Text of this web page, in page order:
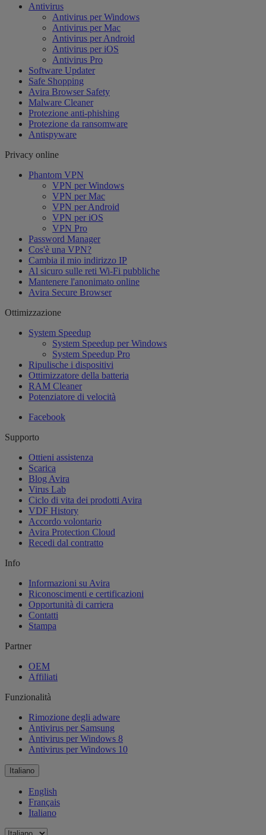
Antivirus
Antivirus per Windows
Antivirus per Mac
Antivirus per Android
Antivirus per iOS
Antivirus Pro
Software Updater
Safe Shopping
Avira Browser Safety
Malware Cleaner
Protezione anti-phishing
Protezione da ransomware
Antispyware
Privacy online
Phantom VPN
VPN per Windows
VPN per Mac
VPN per Android
VPN per iOS
VPN Pro
Password Manager
Cos'è una VPN?
Cambia il mio indirizzo IP
Al sicuro sulle reti Wi-Fi pubbliche
Mantenere l'anonimato online
Avira Secure Browser
Ottimizzazione
System Speedup
System Speedup per Windows
System Speedup Pro
Ripulische i dispositivi
Ottimizzatore della batteria
RAM Cleaner
Potenziatore di velocità
Facebook
Supporto
Ottieni assistenza
Scarica
Blog Avira
Virus Lab
Ciclo di vita dei prodotti Avira
VDF History
Accordo volontario
Avira Protection Cloud
Recedi dal contratto
Info
Informazioni su Avira
Riconoscimenti e certificazioni
Opportunità di carriera
Contatti
Stampa
Partner
OEM
Affiliati
Funzionalità
Rimozione degli adware
Antivirus per Samsung
Antivirus per Windows 8
Antivirus per Windows 10
Italiano
English
Français
Italiano